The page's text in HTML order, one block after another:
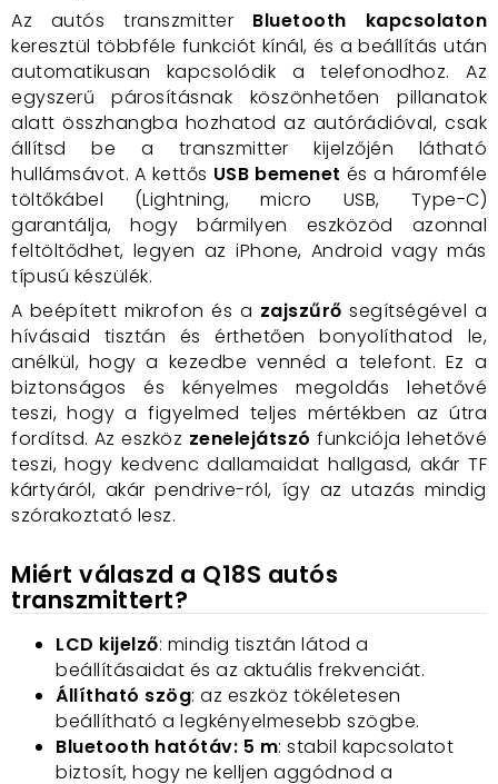
Az autós transzmitter Bluetooth kapcsolaton
keresztül többféle funkciót kínál, és a beállítás után
automatikusan kapcsolódik a telefonodhoz. Az
egyszerű párosításnak köszönhetően pillanatok
alatt összhangba hozhatod az autórádióval, csak
állítsd be a transzmitter kijelzőjén látható
hullámsávot. A kettős USB bemenet és a háromféle
töltőkábel (Lightning, micro USB, Type-C)
garantálja, hogy bármilyen eszközöd azonnal
feltöltődhet, legyen az iPhone, Android vagy más
típusú készülék.
A beépített mikrofon és a zajszűrő segítségével a
hívásaid tisztán és érthetően bonyolíthatod le,
anélkül, hogy a kezedbe vennéd a telefont. Ez a
biztonságos és kényelmes megoldás lehetővé
teszi, hogy a figyelmed teljes mértékben az útra
fordítsd. Az eszköz zenelejátszó funkciója lehetővé
teszi, hogy kedvenc dallamaidat hallgasd, akár TF
kártyáról, akár pendrive-ról, így az utazás mindig
szórakoztató lesz.
Miért válaszd a Q18S autós
transzmittert?
LCD kijelző: mindig tisztán látod a
beállításaidat és az aktuális frekvenciát.
Állítható szög: az eszköz tökéletesen
beállítható a legkényelmesebb szögbe.
Bluetooth hatótáv: 5 m: stabil kapcsolatot
biztosít, hogy ne kelljen aggódnod a